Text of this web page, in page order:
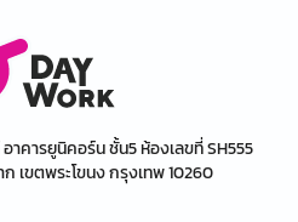
อาคารยูนิคอร์น ชั้น5 ห้องเลขที่ SH555
เขตพระโขนง กรุงเทพ 10260